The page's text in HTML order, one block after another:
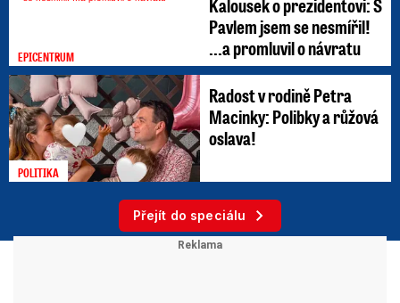
EPICENTRUM
Pavlem jsem se nesmířil!
...a promluvil o návratu
POLITIKA
Radost v rodině Petra
Macinky: Polibky a růžová
oslava!
Přejít do speciálu